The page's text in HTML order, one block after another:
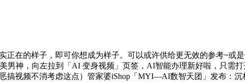
的样子，即可你想成为样子。可以或许供给更无效的参考~或
男神，向左拉到「AI 变身视频」页签，AI智能办理新好啦，只需
搞视频不消考虑这点）管家婆iShop「MYI—AI数智天团」发布：